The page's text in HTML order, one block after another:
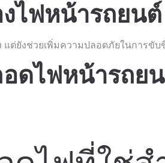
ไฟหน้ารถยนต์
แต่ยังช่วยเพิ่มความปลอดภัยในการขับ
อดไฟหน้ารถย